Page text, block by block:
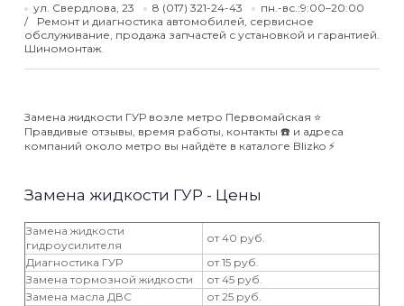
ул. Свердлова, 23 8 (017) 321-24-43
пн.-вс.:9:00–20:00
Ремонт и диагностика автомобилей, сервисное
обслуживание, продажа запчастей с установкой и гарантией.
Шиномонтаж.
Замена жидкости ГУР возле метро Первомайская ⭐️
Правдивые отзывы, время работы, контакты ☎️ и адреса
компаний около метро вы найдёте в каталоге Blizko ⚡️
Замена жидкости ГУР - Цены
Замена жидкости
гидроусилителя
от 40 руб.
Диагностика ГУР
от 15 руб.
Замена тормозной жидкости
от 45 руб.
Замена масла ДВС
от 25 руб.